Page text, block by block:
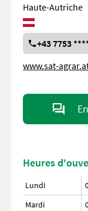
Haute-Autriche
+43 7753
www.sat-
Heures
Lundi
Mardi